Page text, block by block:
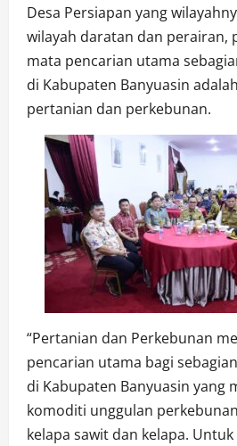
Desa Persiapan yang
wilayah daratan dan perairan,
mata pencarian utama
di Kabupaten Banyuasin
pertanian dan perkebunan.
“Pertanian dan Perkebunan
pencarian utama bagi
di Kabupaten Banyuasin yang
komoditi unggulan
kelapa sawit dan kelapa.